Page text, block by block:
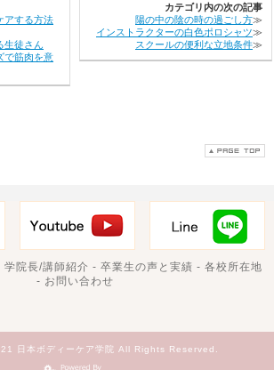
アする方法
生徒さん
で筋肉を意
カテゴリ内の次の記事
陽の中の陰の時の過ごし方≫
インストラクターの白色ポロシャツ≫
スクールの便利な立地条件≫
学院長/講師紹介 - 卒業生の声と実績 - 各校所在地
- お問い合わせ
日本ボディーケア学院 All Rights Reserved.